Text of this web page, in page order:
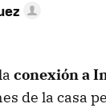
conexión a
de la casa